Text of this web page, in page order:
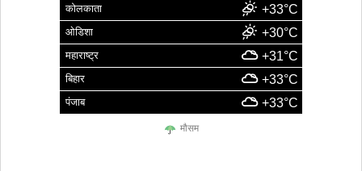
कोलकाता +33°C
ओडिशा +30°C
महाराष्ट्र +31°C
बिहार +33°C
पंजाब +33°C
मौसम